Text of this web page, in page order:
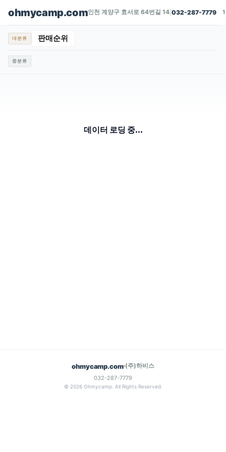
ohmycamp.com인천 계양구 효서로 64번길 14 |032-287-7779
대분류 판매순위
중분류
데이터 로딩 중...
ohmycamp.com (주)하비스
032-287-7779
© 2026 Ohmycamp. All Rights Reserved.